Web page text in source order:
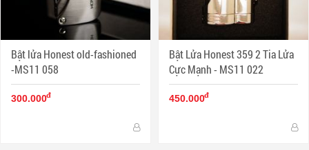
Bật lửa Honest old-fashioned
-MS11 058
300.000đ
Bật Lửa Honest 359 2 Tia Lửa
Cực Mạnh - MS11 022
450.000đ